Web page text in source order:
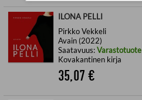
ILONA PELLI
Pirkko Vekkeli
Avain (2022)
Saatavuus:Varastotuote
Kovakantinen kirja
35,07 €